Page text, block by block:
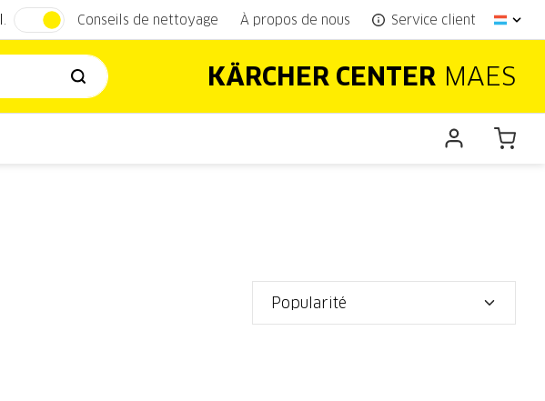
Conseils de nettoyage À propos de nous Service client
KÄRCHER CENTER MAES